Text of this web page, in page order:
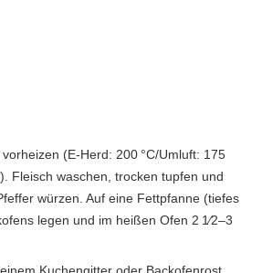
(E-Herd: 200 °C/Umluft: 175
Fleisch waschen, trocken tupfen und
würzen. Auf eine Fettpfanne (tiefes
legen und im heißen Ofen 2 1⁄2–3